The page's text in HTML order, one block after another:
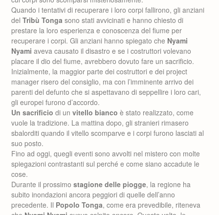
Quando i tentativi di recuperare i loro corpi fallirono, gli anziani
del Tribù Tonga sono stati avvicinati e hanno chiesto di
prestare la loro esperienza e conoscenza del fiume per
recuperare i corpi. Gli anziani hanno spiegato che Nyami
Nyami aveva causato il disastro e se i costruttori volevano
placare il dio del fiume, avrebbero dovuto fare un sacrificio.
Inizialmente, la maggior parte dei costruttori e dei project
manager risero del consiglio, ma con l’imminente arrivo dei
parenti del defunto che si aspettavano di seppellire i loro cari,
gli europei furono d’accordo.
Un sacrificio di un vitello bianco è stato realizzato, come
vuole la tradizione. La mattina dopo, gli stranieri rimasero
sbalorditi quando il vitello scomparve e i corpi furono lasciati al
suo posto.
Fino ad oggi, quegli eventi sono avvolti nel mistero con molte
spiegazioni contrastanti sul perché e come siano accadute le
cose.
Durante il prossimo stagione delle piogge, la regione ha
subito inondazioni ancora peggiori di quelle dell’anno
precedente. Il Popolo Tonga, come era prevedibile, riteneva